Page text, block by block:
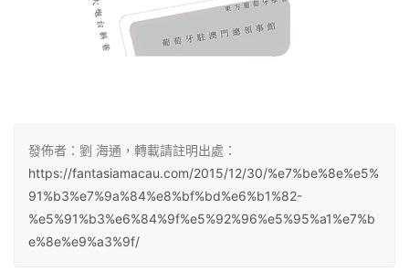
發佈者：劉 海通，轉載請註明出處：
https://fantasiamacau.com/2015/12/30/%e7%be%8e%e5%
91%b3%e7%9a%84%e8%bf%bd%e6%b1%82-
%e5%91%b3%e6%84%9f%e5%92%96%e5%95%a1%e7%b
e%8e%e9%a3%9f/